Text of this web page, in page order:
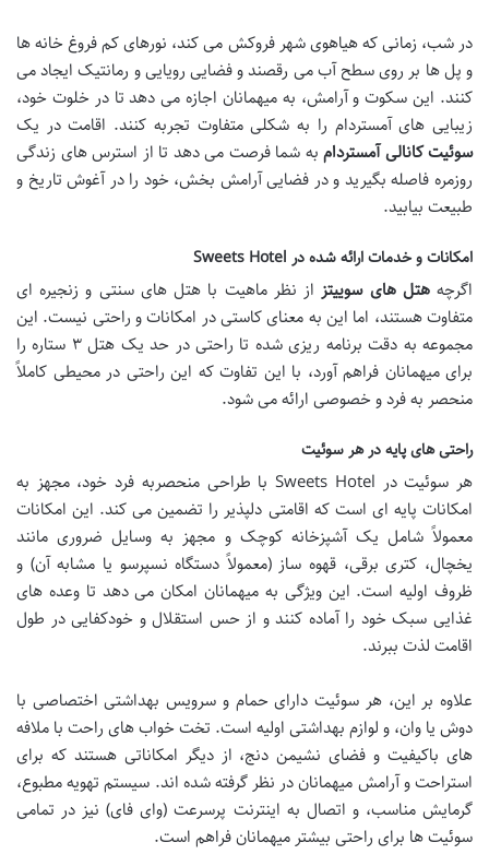
در شب، زمانی که هیاهوی شهر فروکش می کند، نورهای کم فروغ خانه ها
و پل ها بر روی سطح آب می رقصند و فضایی رویایی و رمانتیک ایجاد می
کنند. این سکوت و آرامش، به میهمانان اجازه می دهد تا در خلوت خود،
زیبایی های آمستردام را به شکلی متفاوت تجربه کنند. اقامت در یک
سوئیت کانالی آمستردام به شما فرصت می دهد تا از استرس های زندگی
روزمره فاصله بگیرید و در فضایی آرامش بخش، خود را در آغوش تاریخ و
طبیعت بیابید.
امکانات و خدمات ارائه شده در Sweets Hotel
اگرچههتل های سوییتز از نظر ماهیت با هتل های سنتی و زنجیره ای
متفاوت هستند، اما این به معنای کاستی در امکانات و راحتی نیست. این
مجموعه به دقت برنامه ریزی شده تا راحتی در حد یک هتل ۳ ستاره را
برای میهمانان فراهم آورد، با این تفاوت که این راحتی در محیطی کاملاً
منحصر به فرد و خصوصی ارائه می شود.
راحتی های پایه در هر سوئیت
هر سوئیت در Sweets Hotel با طراحی منحصربه فرد خود، مجهز به
امکانات پایه ای است که اقامتی دلپذیر را تضمین می کند. این امکانات
معمولاً شامل یک آشپزخانه کوچک و مجهز به وسایل ضروری مانند
یخچال، کتری برقی، قهوه ساز (معمولاً دستگاه نسپرسو یا مشابه آن) و
ظروف اولیه است. این ویژگی به میهمانان امکان می دهد تا وعده های
غذایی سبک خود را آماده کنند و از حس استقلال و خودکفایی در طول
اقامت لذت ببرند.
علاوه بر این، هر سوئیت دارای حمام و سرویس بهداشتی اختصاصی با
دوش یا وان، و لوازم بهداشتی اولیه است. تخت خواب های راحت با ملافه
های باکیفیت و فضای نشیمن دنج، از دیگر امکاناتی هستند که برای
استراحت و آرامش میهمانان در نظر گرفته شده اند. سیستم تهویه مطبوع،
گرمایش مناسب، و اتصال به اینترنت پرسرعت (وای فای) نیز در تمامی
سوئیت ها برای راحتی بیشتر میهمانان فراهم است.